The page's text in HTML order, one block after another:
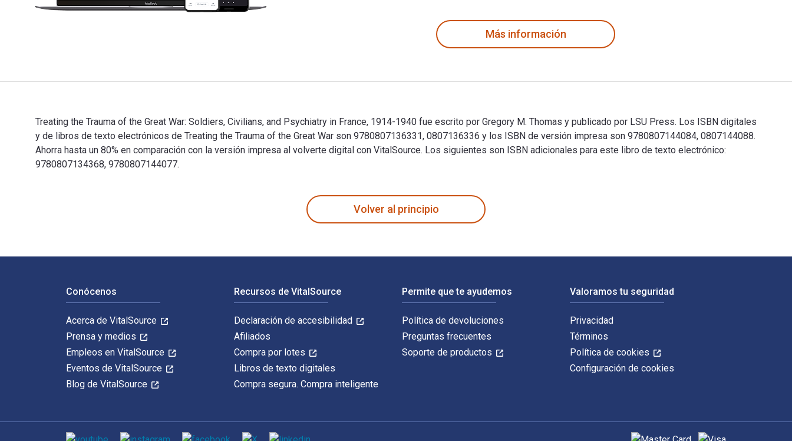
Más información
Treating the Trauma of the Great War: Soldiers, Civilians, and Psychiatry in France, 1914-1940 fue escrito por Gregory M. Thomas y publicado por LSU Press. Los ISBN digitales
y de libros de texto electrónicos de Treating the Trauma of the Great War son 9780807136331, 0807136336 y los ISBN de versión impresa son 9780807144084, 0807144088.
Ahorra hasta un 80% en comparación con la versión impresa al volverte digital con VitalSource. Los siguientes son ISBN adicionales para este libro de texto electrónico:
9780807134368, 9780807144077.
Volver al principio
Conócenos
Acerca de VitalSource
Prensa y medios
Empleos en VitalSource
Eventos de VitalSource
Blog de VitalSource
Recursos de VitalSource
Declaración de accesibilidad
Afiliados
Compra por lotes
Libros de texto digitales
Compra segura. Compra inteligente
Permite que te ayudemos
Política de devoluciones
Preguntas frecuentes
Soporte de productos
Valoramos tu seguridad
Privacidad
Términos
Política de cookies
Configuración de cookies
Medios de comunicación social Métodos de pago admitidos